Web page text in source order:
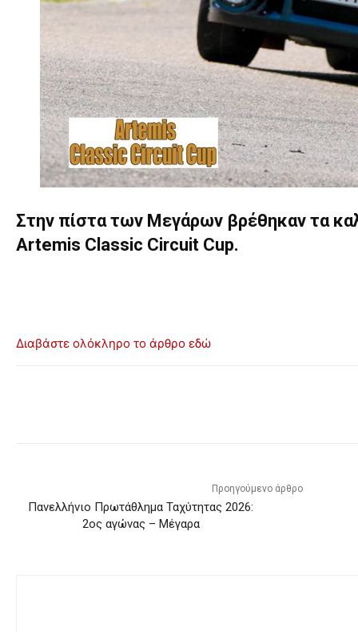
Στην πίστα των Μεγάρων βρέθηκαν τα
Artemis Classic Circuit Cup.
Διαβάστε ολόκληρο το άρθρο εδώ
Προηγούμενο άρθρο
Πανελλήνιο Πρωτάθλημα Ταχύτητας 2026:
2ος αγώνας – Μέγαρα